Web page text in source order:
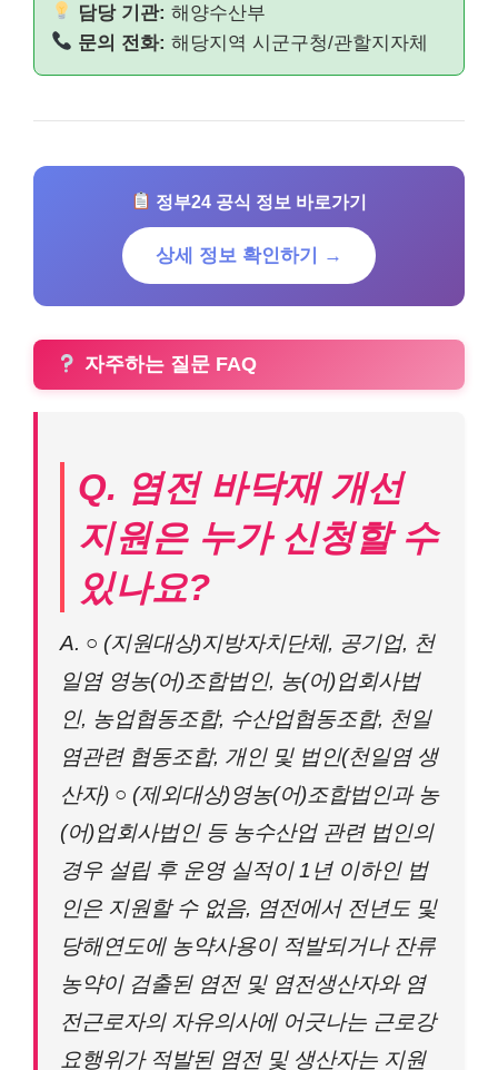
담당 기관: 해양수산부
문의 전화: 해당지역 시군구청/관할지자체
정부24 공식 정보 바로가기
상세 정보 확인하기 →
자주하는 질문 FAQ
Q. 염전 바닥재 개선
지원은 누가 신청할 수
있나요?
A. ○ (지원대상)지방자치단체, 공기업, 천
일염 영농(어)조합법인, 농(어)업회사법
인, 농업협동조합, 수산업협동조합, 천일
염관련 협동조합, 개인 및 법인(천일염 생
산자) ○ (제외대상)영농(어)조합법인과 농
(어)업회사법인 등 농수산업 관련 법인의
경우 설립 후 운영 실적이 1년 이하인 법
인은 지원할 수 없음, 염전에서 전년도 및
당해연도에 농약사용이 적발되거나 잔류
농약이 검출된 염전 및 염전생산자와 염
전근로자의 자유의사에 어긋나는 근로강
요행위가 적발된 염전 및 생산자는 지원